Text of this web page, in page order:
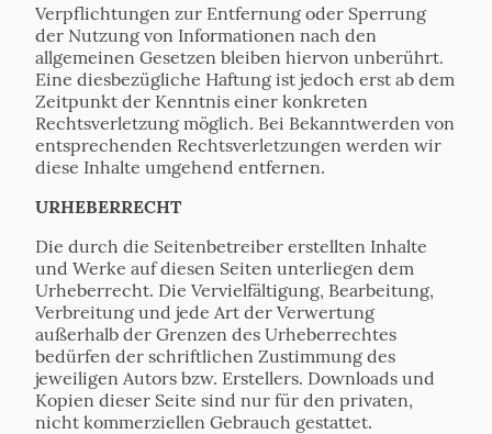
Verpflichtungen zur Entfernung oder Sperrung
der Nutzung von Informationen nach den
allgemeinen Gesetzen bleiben hiervon unberührt.
Eine diesbezügliche Haftung ist jedoch erst ab dem
Zeitpunkt der Kenntnis einer konkreten
Rechtsverletzung möglich. Bei Bekanntwerden von
entsprechenden Rechtsverletzungen werden wir
diese Inhalte umgehend entfernen.
URHEBERRECHT
Die durch die Seitenbetreiber erstellten Inhalte
und Werke auf diesen Seiten unterliegen dem
Urheberrecht. Die Vervielfältigung, Bearbeitung,
Verbreitung und jede Art der Verwertung
außerhalb der Grenzen des Urheberrechtes
bedürfen der schriftlichen Zustimmung des
jeweiligen Autors bzw. Erstellers. Downloads und
Kopien dieser Seite sind nur für den privaten,
nicht kommerziellen Gebrauch gestattet.